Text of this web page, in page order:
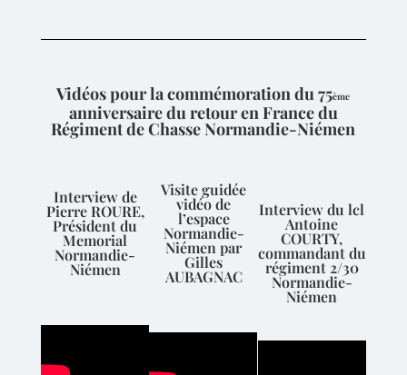
Vidéos pour la commémoration du 75ème
anniversaire du retour en France du
Régiment de Chasse Normandie-Niémen
Interview de
Pierre ROURE,
Président du
Memorial
Normandie-
Niémen
Visite guidée
vidéo de
l’espace
Normandie-
Niémen par
Gilles
AUBAGNAC
Interview du lcl
Antoine
COURTY,
commandant du
régiment 2/30
Normandie-
Niémen